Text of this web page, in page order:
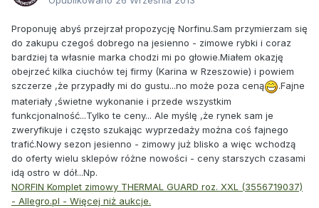
Proponuję abyś przejrzał propozycję Norfinu.Sam przymierzam się
do zakupu czegoś dobrego na jesienno - zimowe rybki i coraz
bardziej ta własnie marka chodzi mi po głowie.Miałem okazję
obejrzeć kilka ciuchów tej firmy (Karina w Rzeszowie) i powiem
szczerze ,że przypadły mi do gustu...no może poza ceną
.Fajne
materiały ,świetne wykonanie i przede wszystkim
funkcjonalność...Tylko te ceny... Ale myślę ,że rynek sam je
zweryfikuje i często szukając wyprzedaży można coś fajnego
trafić.Nowy sezon jesienno - zimowy już blisko a więc wchodzą
do oferty wielu sklepów różne nowości - ceny starszych czasami
idą ostro w dół...Np.
NORFIN Komplet zimowy THERMAL GUARD roz. XXL (3556719037)
- Allegro.pl - Więcej niż aukcje.